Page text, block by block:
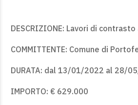
DESCRIZIONE: Lavori di
COMMITTENTE: Comune di
DURATA: dal 13/01/2022 al 28/
IMPORTO: € 629.000